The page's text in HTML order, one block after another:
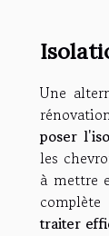
Une
poser
les
à mettre
traiter